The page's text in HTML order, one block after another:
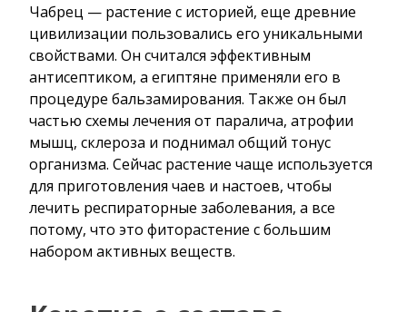
Чабрец — растение с историей, еще древние
цивилизации пользовались его уникальными
свойствами. Он считался эффективным
антисептиком, а египтяне применяли его в
процедуре бальзамирования. Также он был
частью схемы лечения от паралича, атрофии
мышц, склероза и поднимал общий тонус
организма. Сейчас растение чаще используется
для приготовления чаев и настоев, чтобы
лечить респираторные заболевания, а все
потому, что это фиторастение с большим
набором активных веществ.